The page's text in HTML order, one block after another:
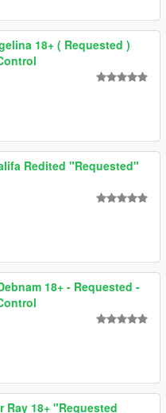
18+ ( Requested )
Redited "Requested"
18+ - Requested -
Ray 18+ "Requested